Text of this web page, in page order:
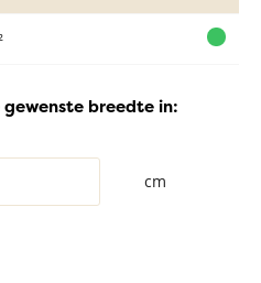
gewenste breedte in:
cm